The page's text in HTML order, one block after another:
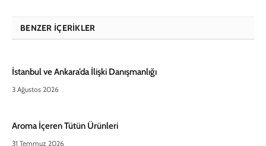
BENZER İÇERIKLER
İstanbul ve Ankara’da İlişki Danışmanlığı
3 Ağustos 2026
Aroma İçeren Tütün Ürünleri
31 Temmuz 2026